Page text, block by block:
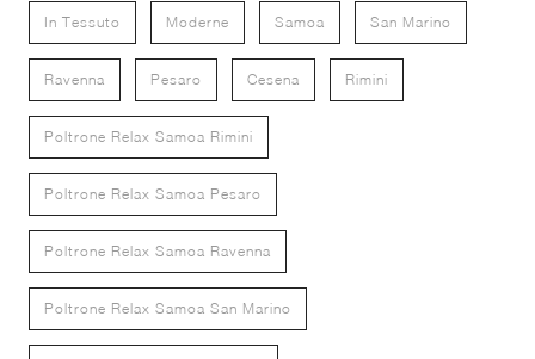
In Tessuto Moderne Samoa San Marino
Ravenna Pesaro Cesena Rimini
Poltrone Relax Samoa Rimini
Poltrone Relax Samoa Pesaro
Poltrone Relax Samoa Ravenna
Poltrone Relax Samoa San Marino